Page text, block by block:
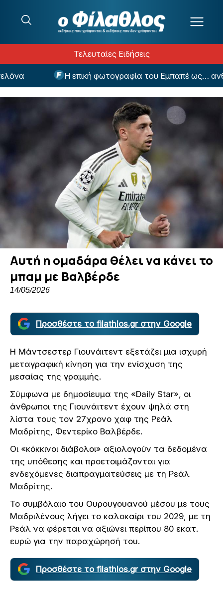
Τελευταίες Ειδήσεις
Η επική φωτογραφία του Εμπαπέ ως…
Αυτή η ομαδάρα θέλει να κάνει το
μπαμ με Βαλβέρδε
14/05/2026
Προσθέστε το filathlos.gr στην Google
Η Μάντσεστερ Γιουνάιτεντ εξετάζει μια ισχυρή
μεταγραφική κίνηση για την ενίσχυση της
μεσαίας της γραμμής.
Σύμφωνα με δημοσίευμα της «Daily Star», οι
άνθρωποι της Γιουνάιτεντ έχουν ψηλά στη
λίστα τους τον 27χρονο χαφ της Ρεάλ
Μαδρίτης, Φεντερίκο Βαλβέρδε.
Οι «κόκκινοι διάβολοι» αξιολογούν τα δεδομένα
της υπόθεσης και προετοιμάζονται για
ενδεχόμενες διαπραγματεύσεις με τη Ρεάλ
Μαδρίτης.
Το συμβόλαιο του Ουρουγουανού μέσου με τους
Μαδριλένους λήγει το καλοκαίρι του 2029, με τη
Ρεάλ να φέρεται να αξιώνει περίπου 80 εκατ.
ευρώ για την παραχώρησή του.
Προσθέστε το filathlos.gr στην Google